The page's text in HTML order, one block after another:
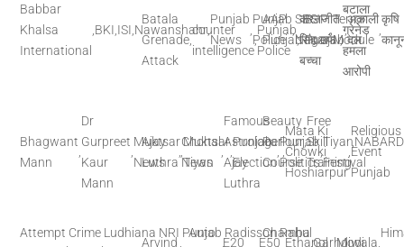
Babbar
Khalsa
International
BKI ISI Nawanshahr,
Punjab
News
Punjab
Police
,
SBS
Nagar
,
Terror
Module
Batala
Grenade
Attack
,
counter
intelligence
,
Punjab
Police
,
करनजीत
सिंह उर्फ
बच्चा
,
बटाला
ग्रेनेड
हमला
आरोपी
AAP
Punjab
BJP
Punjab
,
अकाली
दल
कृषि
Bhagwant
Mann
Dr
Gurpreet
Kaur
Mann
Muktsar
News
Muktsar
Tiyan
Punjab
Election
Punjab
Politics
,
Tiyan
Festival
Ajay
Luthra
Chohal
News
Famous
Astrologer
Ajay
Luthra
Mata Ki
Chowki
Hoshiarpur
Religious
Event
Punjab
Beauty
Parlour
Course
,
Free
Skill
Training
,NABARD
Attempt Crime Ludhiana
,
NRI Punjab
,
Radisson
,
Rahul
Arvind
Auto
E20
E50 Ethanol Modi
Chamba
,Garhdiwala